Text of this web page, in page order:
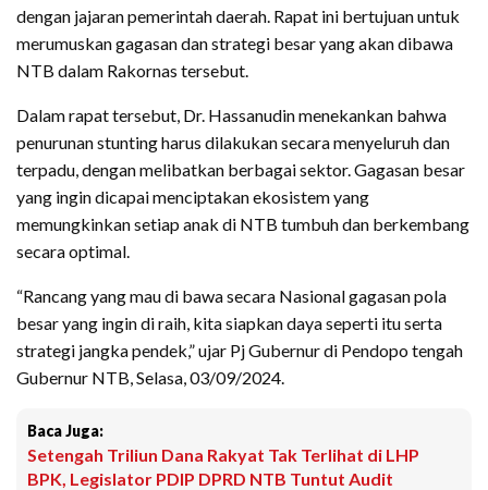
dengan jajaran pemerintah daerah. Rapat ini bertujuan untuk
merumuskan gagasan dan strategi besar yang akan dibawa
NTB dalam Rakornas tersebut.
Dalam rapat tersebut, Dr. Hassanudin menekankan bahwa
penurunan stunting harus dilakukan secara menyeluruh dan
terpadu, dengan melibatkan berbagai sektor. Gagasan besar
yang ingin dicapai menciptakan ekosistem yang
memungkinkan setiap anak di NTB tumbuh dan berkembang
secara optimal.
“Rancang yang mau di bawa secara Nasional gagasan pola
besar yang ingin di raih, kita siapkan daya seperti itu serta
strategi jangka pendek,” ujar Pj Gubernur di Pendopo tengah
Gubernur NTB, Selasa, 03/09/2024.
Baca Juga:
Setengah Triliun Dana Rakyat Tak Terlihat di LHP
BPK, Legislator PDIP DPRD NTB Tuntut Audit